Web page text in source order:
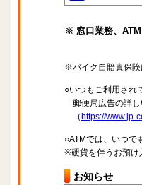
※ 窓口業務、ATM
※バイク自賠責保険
○いつもご利用され
郵便局広告の詳し
（ https://www.jp-
○ATMでは、いつで
※硬貨を伴うお預け
お知らせ